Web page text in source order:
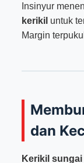
Insinyur
kerikil untuk
Margin
dan
Kerikil sungai